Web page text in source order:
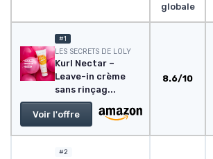
globale
#1
‎LES SECRETS DE LOLY
Kurl Nectar –
Leave-in crème
sans rinçag...
Voir l'offre
8.6/10
#2